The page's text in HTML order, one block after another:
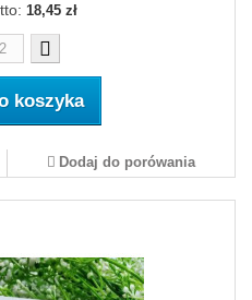
18,45 zł
koszyka
Dodaj do porówania